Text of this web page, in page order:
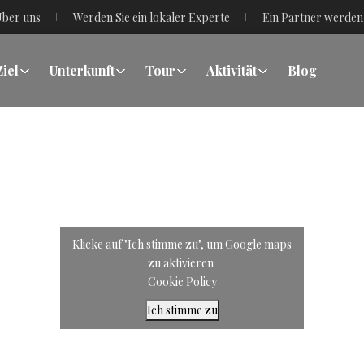
uns Werden Sie ein lokaler Experte Ein Partner werden
Unterkunft Tour Aktivität Blog
Klicke auf "Ich stimme zu", um Google maps
zu aktivieren
Cookie Policy
Ich stimme zu